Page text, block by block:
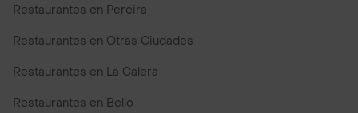
Restaurantes en Pereira
Restaurantes en Otras Ciudades
Restaurantes en La Calera
Restaurantes en Bello